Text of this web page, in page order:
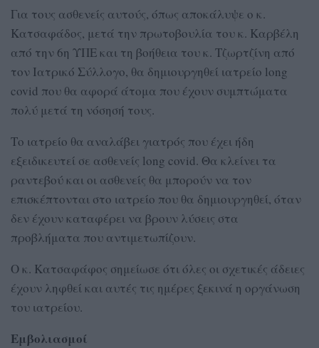
Για τους ασθενείς αυτούς, όπως αποκάλυψε ο κ.
Κατσαφάδος, μετά την πρωτοβουλία του κ. Καρβέλη
από την 6η ΥΠΕ και τη βοήθεια του κ. Τζωρτζίνη από
τον Ιατρικό Σύλλογο, θα δημιουργηθεί ιατρείο long
covid που θα αφορά άτομα που έχουν συμπτώματα
πολύ μετά τη νόσησή τους.
Το ιατρείο θα αναλάβει γιατρός που έχει ήδη
εξειδικευτεί σε ασθενείς long covid. Θα κλείνει τα
ραντεβού και οι ασθενείς θα μπορούν να τον
επισκέπτονται στο ιατρείο που θα δημιουργηθεί, όταν
δεν έχουν καταφέρει να βρουν λύσεις στα
προβλήματα που αντιμετωπίζουν.
Ο κ. Κατσαφάφος σημείωσε ότι όλες οι σχετικές άδειες
έχουν ληφθεί και αυτές τις ημέρες ξεκινά η οργάνωση
του ιατρείου.
Εμβολιασμοί